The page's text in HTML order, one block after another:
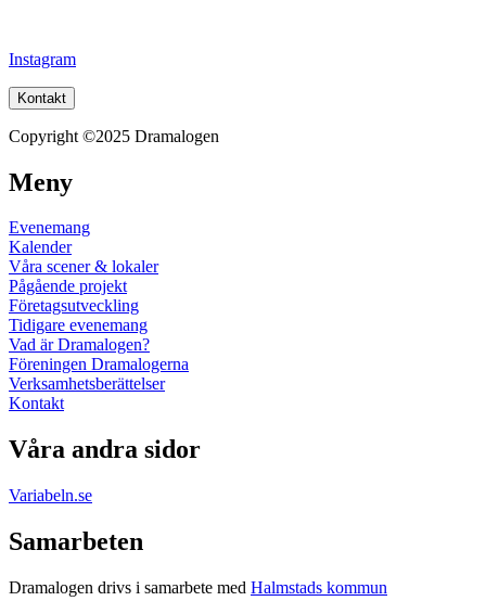
Instagram
Kontakt
Copyright ©2025 Dramalogen
Meny
Evenemang
Kalender
Våra scener & lokaler
Pågående projekt
Företagsutveckling
Tidigare evenemang
Vad är Dramalogen?
Föreningen Dramalogerna
Verksamhetsberättelser
Kontakt
Våra andra sidor
Variabeln.se
Samarbeten
Dramalogen drivs i samarbete med Halmstads kommun